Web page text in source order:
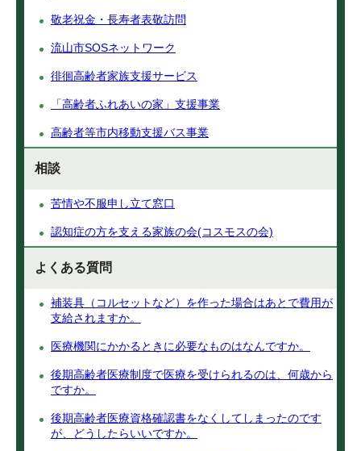
敬老祝金・長寿者表敬訪問
流山市SOSネットワーク
徘徊高齢者家族支援サービス
「高齢者ふれあいの家」支援事業
高齢者等市内移動支援バス事業
相談
苦情や不服申し立て窓口
認知症の方を支える家族の会(コスモスの会)
よくある質問
補装具（コルセットなど）を作った場合はあとで費用が
支給されますか。
医療機関にかかるときに必要なものはなんですか。
後期高齢者医療制度で医療を受けられるのは、何歳から
ですか。
後期高齢者医療資格確認書をなくしてしまったのです
が、どうしたらいいですか。